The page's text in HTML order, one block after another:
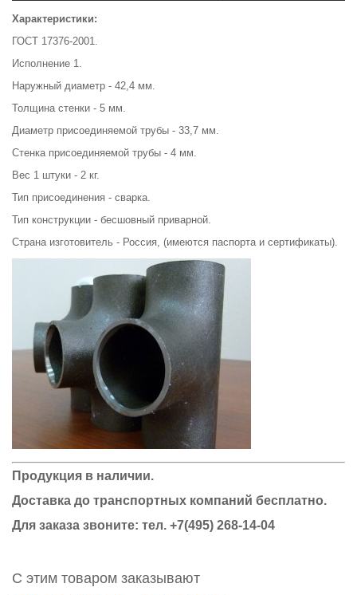
Характеристики:
ГОСТ 17376-2001.
Исполнение 1.
Наружный диаметр - 42,4 мм.
Толщина стенки - 5 мм.
Диаметр присоединяемой трубы - 33,7 мм.
Стенка присоединяемой трубы - 4 мм.
Вес 1 штуки - 2 кг.
Тип присоединения - сварка.
Тип конструкции - бесшовный приварной.
Страна изготовитель - Россия, (имеются паспорта и сертификаты).
Продукция в наличии.
Доставка до транспортных компаний бесплатно.
Для заказа звоните: тел. +7(495) 268-14-04
С этим товаром заказывают